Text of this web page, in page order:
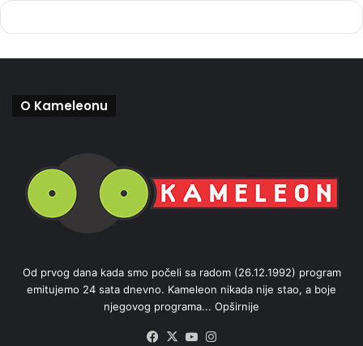
O Kameleonu
Od prvog dana kada smo počeli sa radom (26.12.1992) program
emitujemo 24 sata dnevno. Kameleon nikada nije stao, a boje
njegovog programa... Opširnije
Facebook
X YouTube